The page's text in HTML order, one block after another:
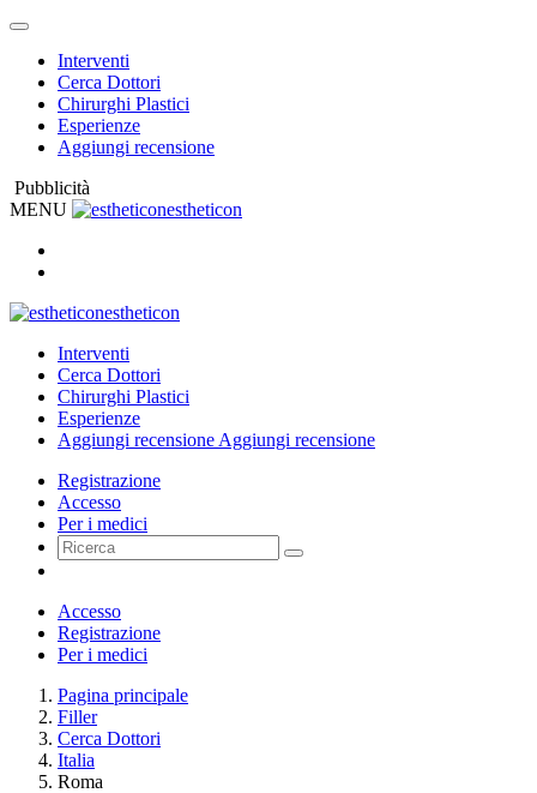
Interventi
Cerca Dottori
Chirurghi Plastici
Esperienze
Aggiungi recensione
Pubblicità
MENU
estheticon
estheticon
Interventi
Cerca Dottori
Chirurghi Plastici
Esperienze
Aggiungi recensione Aggiungi recensione
Registrazione
Accesso
Per i medici
Accesso
Registrazione
Per i medici
Pagina principale
Filler
Cerca Dottori
Italia
Roma